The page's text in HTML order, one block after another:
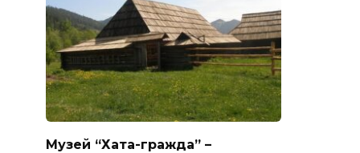
Музей “Хата-гражда” –